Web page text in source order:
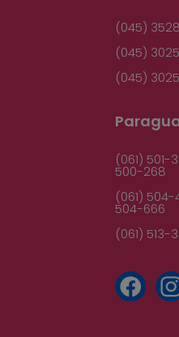
(045)
(045)
(045)
(061) 501-
500-268
(061) 504-
504-666
(061) 513-